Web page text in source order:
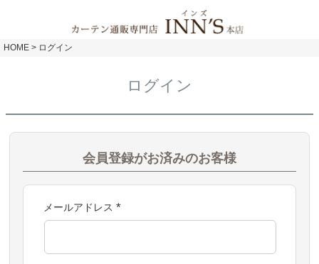
HOME ログイン
ログイン
会員登録がお済みのお客様
メールアドレス
(
)